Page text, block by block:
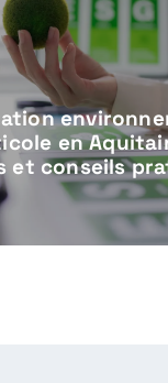
en
et conseils